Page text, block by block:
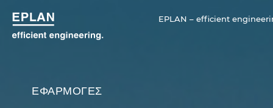
EPLAN – efficient
ΕΦΑΡΜΟΓΕΣ